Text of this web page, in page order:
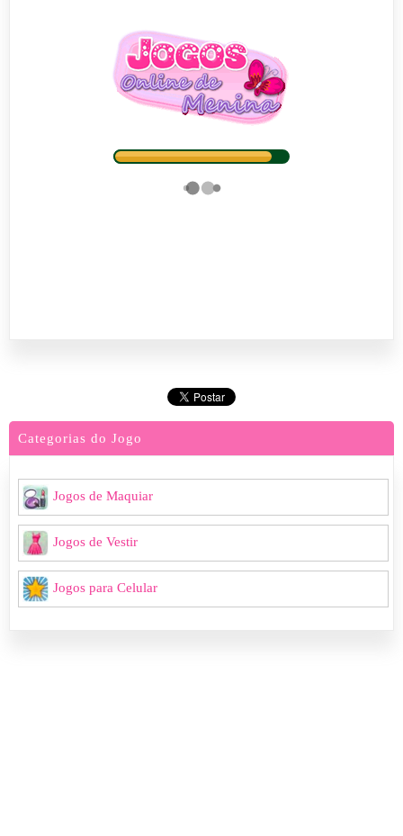
Categorias do Jogo
Jogos de Maquiar
Jogos de Vestir
Jogos para Celular